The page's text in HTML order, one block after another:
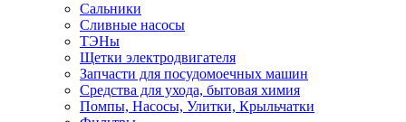
Сальники
Сливные насосы
ТЭНы
Щетки электродвигателя
Запчасти для посудомоечных машин
Средства для ухода, бытовая химия
Помпы, Насосы, Улитки, Крыльчатки